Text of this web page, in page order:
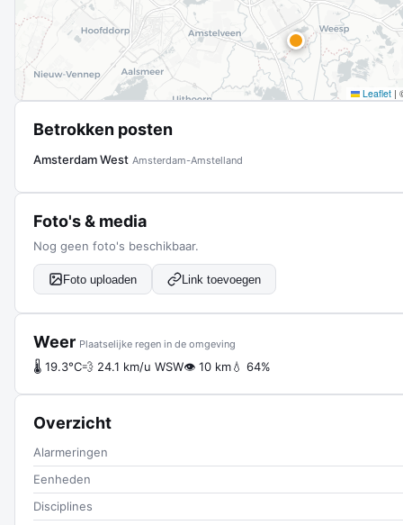
Leaflet |
Betrokken posten
Amsterdam West Amsterdam-Amstelland
Foto's & media
Nog geen foto's beschikbaar.
Foto uploaden Link toevoegen
Weer Plaatselijke regen in de omgeving
🌡 19.3°C💨 24.1 km/u WSW👁 10 km💧 64%
Overzicht
Alarmeringen
Eenheden
Disciplines